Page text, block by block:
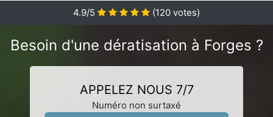
4.9/5 (120 votes)
Besoin d'une dératisation à Forges ?
APPELEZ NOUS 7/7
Numéro non surtaxé